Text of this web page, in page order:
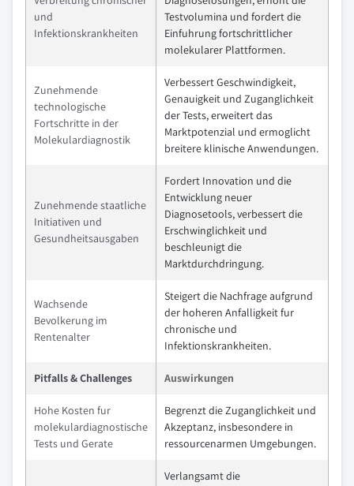
und
Infektionskrankheiten
Testvolumina und fordert die
Einfuhrung fortschrittlicher
molekularer Plattformen.
Zunehmende
technologische
Fortschritte in der
Molekulardiagnostik
Verbessert Geschwindigkeit,
Genauigkeit und Zuganglichkeit
der Tests, erweitert das
Marktpotenzial und ermoglicht
breitere klinische Anwendungen.
Zunehmende staatliche
Initiativen und
Gesundheitsausgaben
Fordert Innovation und die
Entwicklung neuer
Diagnosetools, verbessert die
Erschwinglichkeit und
beschleunigt die
Marktdurchdringung.
Wachsende
Bevolkerung im
Rentenalter
Steigert die Nachfrage aufgrund
der hoheren Anfalligkeit fur
chronische und
Infektionskrankheiten.
Pitfalls & Challenges Auswirkungen
Hohe Kosten fur
molekulardiagnostische
Tests und Gerate
Begrenzt die Zuganglichkeit und
Akzeptanz, insbesondere in
ressourcenarmen Umgebungen.
Verlangsamt die